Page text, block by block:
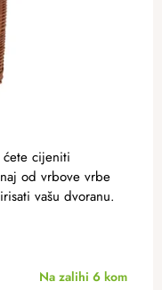
Na zalihi 6 kom
ćete cijeniti
od vrbove vrbe
vašu dvoranu.